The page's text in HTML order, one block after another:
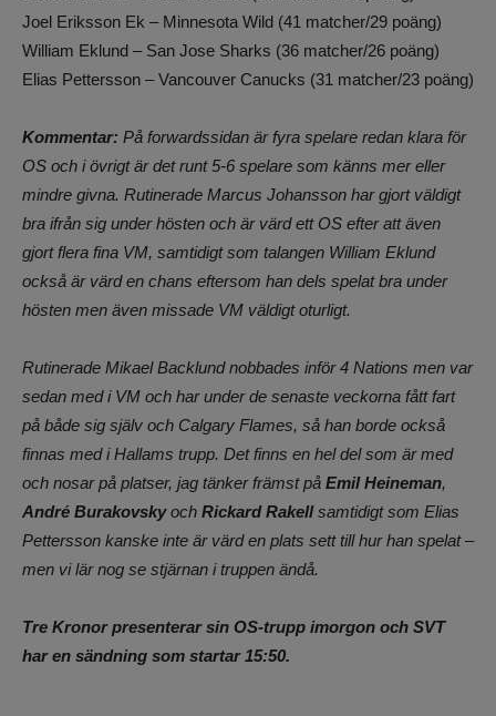
Joel Eriksson Ek – Minnesota Wild (41 matcher/29 poäng)
William Eklund – San Jose Sharks (36 matcher/26 poäng)
Elias Pettersson – Vancouver Canucks (31 matcher/23 poäng)
Kommentar: På forwardssidan är fyra spelare redan klara för
OS och i övrigt är det runt 5-6 spelare som känns mer eller
mindre givna. Rutinerade Marcus Johansson har gjort väldigt
bra ifrån sig under hösten och är värd ett OS efter att även
gjort flera fina VM, samtidigt som talangen William Eklund
också är värd en chans eftersom han dels spelat bra under
hösten men även missade VM väldigt oturligt.
Rutinerade Mikael Backlund nobbades inför 4 Nations men var
sedan med i VM och har under de senaste veckorna fått fart
på både sig själv och Calgary Flames, så han borde också
finnas med i Hallams trupp. Det finns en hel del som är med
och nosar på platser, jag tänker främst på Emil Heineman,
André Burakovskyoch Rickard Rakellsamtidigt som Elias
Pettersson kanske inte är värd en plats sett till hur han spelat –
men vi lär nog se stjärnan i truppen ändå.
Tre Kronor presenterar sin OS-trupp imorgon och SVT
har en sändning som startar 15:50.